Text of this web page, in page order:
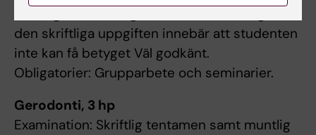
den skriftliga uppgiften innebär att studenten
inte kan få betyget Väl godkänt.
Obligatorier: Grupparbete och seminarier.
Gerodonti, 3 hp
Examination: Skriftlig tentamen samt muntlig